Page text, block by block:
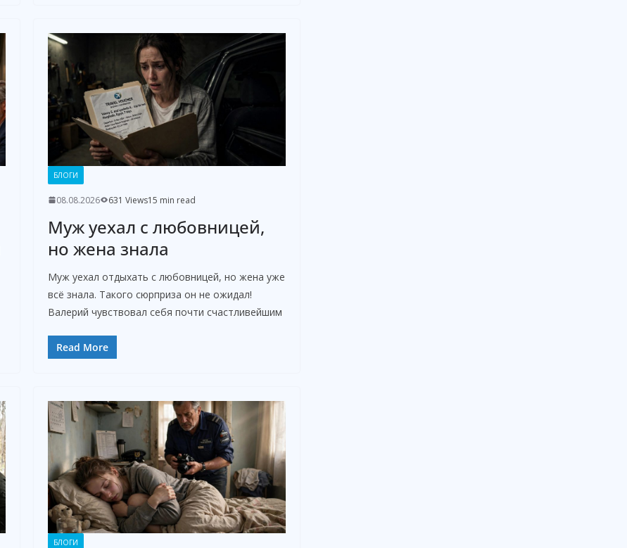
БЛОГИ
08.08.2026 631 Views15 min read
Муж уехал с любовницей,
но жена знала
Муж уехал отдыхать с любовницей, но жена уже
всё знала. Такого сюрприза он не ожидал!
Валерий чувствовал себя почти счастливейшим
Read More
БЛОГИ